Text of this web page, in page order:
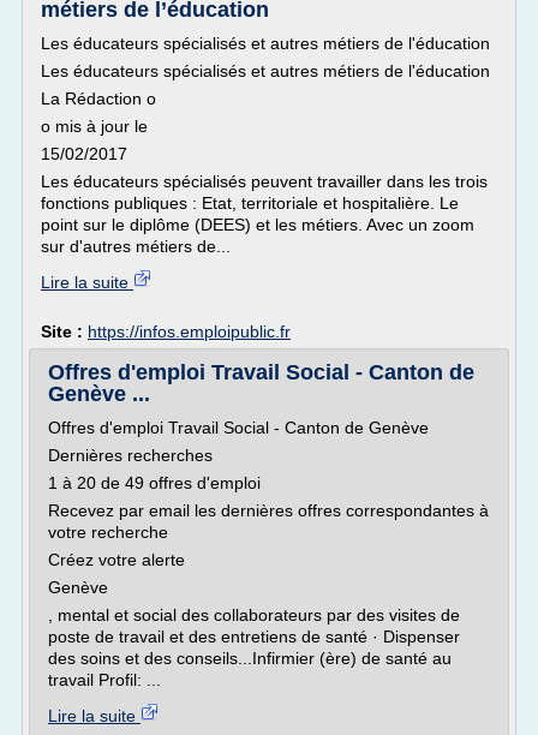
métiers de l’éducation
Les éducateurs spécialisés et autres métiers de l'éducation
Les éducateurs spécialisés et autres métiers de l'éducation
La Rédaction o
o mis à jour le
15/02/2017
Les éducateurs spécialisés peuvent travailler dans les trois
fonctions publiques : Etat, territoriale et hospitalière. Le
point sur le diplôme (DEES) et les métiers. Avec un zoom
sur d'autres métiers de...
Lire la suite
Site : https://infos.emploipublic.fr
Offres d'emploi Travail Social - Canton de
Genève ...
Offres d'emploi Travail Social - Canton de Genève
Dernières recherches
1 à 20 de 49 offres d'emploi
Recevez par email les dernières offres correspondantes à
votre recherche
Créez votre alerte
Genève
, mental et social des collaborateurs par des visites de
poste de travail et des entretiens de santé · Dispenser
des soins et des conseils...Infirmier (ère) de santé au
travail Profil: ...
Lire la suite